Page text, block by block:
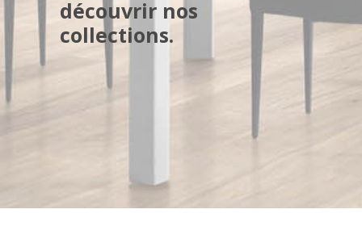
découvrir nos
collections.